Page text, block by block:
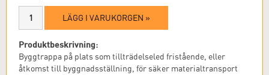
LÄGG I VARUKORGEN »
Produktbeskrivning:
Byggtrappa på plats som tillträdelseled fristående, eller
åtkomst till byggnadsställning, för säker materialtransport